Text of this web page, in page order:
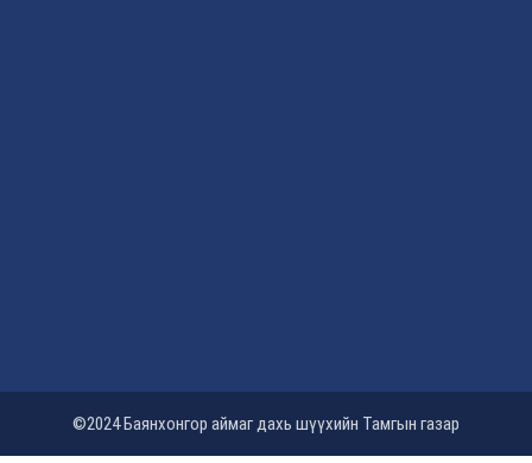
©2024 Баянхонгор аймаг дахь шүүхийн Тамгын газар